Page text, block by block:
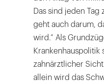
Das sind jeden
geht auch darum,
wird.“ Als
Krankenhauspolitik
zahnärztlicher
allein wird das